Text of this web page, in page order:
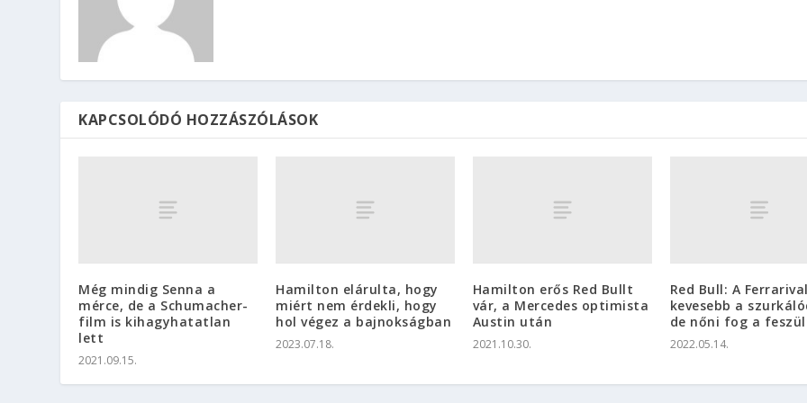
KAPCSOLÓDÓ HOZZÁSZÓLÁSOK
Még mindig Senna a
mérce, de a Schumacher-
film is kihagyhatatlan
lett
2021.09.15.
Hamilton elárulta, hogy
miért nem érdekli, hogy
hol végez a bajnokságban
2023.07.18.
Hamilton erős Red Bullt
vár, a Mercedes optimista
Austin után
2021.10.30.
Red Bull: A Ferrarival
kevesebb a
de nőni fog a
2022.05.14.